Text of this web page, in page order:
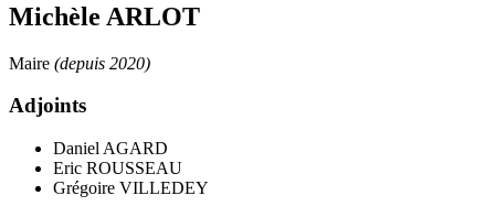
Michèle ARLOT
Maire (depuis 2020)
Adjoints
Daniel AGARD
Eric ROUSSEAU
Grégoire VILLEDEY